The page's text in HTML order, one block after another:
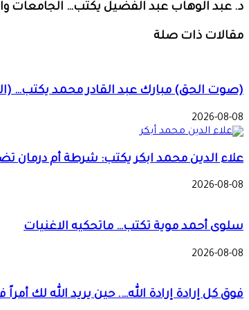
د. عبد الوهاب عبد الفضيل يكتب… الجامعات
مقالات ذات صلة
(صوت الحق) مبارك عبد القادر محمد يكتب…
2026-08-08
علاء الدين محمد ابكر يكتب: شرطة أم درمان
2026-08-08
سلوى أحمد موية تكتب… ماتحكيه الاغنيات
2026-08-08
فوق كل إرادة إرادة الله…. حين يريد الله لك